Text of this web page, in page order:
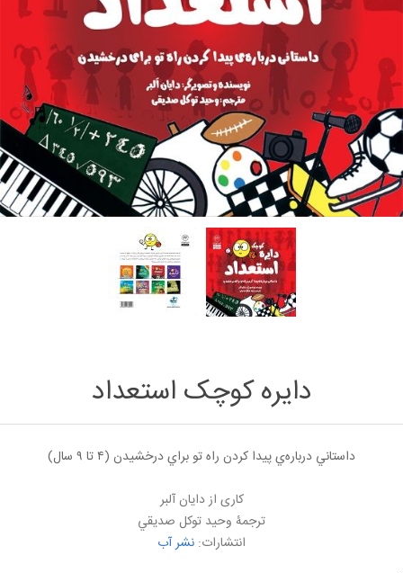
دایره‌ کوچک استعداد
داستاني درباره‌ي پيدا كردن راه تو براي درخشيدن (۴ تا ۹ سال)
کاری از دايان آلبر
ترجمۀ وحيد توكل صديقي
انتشارات: نشر آب